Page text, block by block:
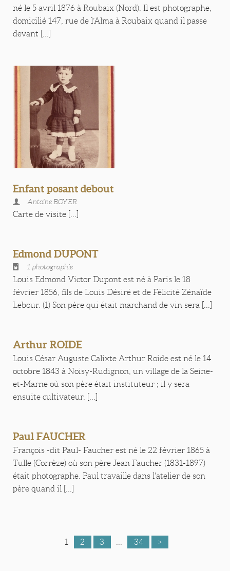
né le 5 avril 1876 à Roubaix (Nord). Il est photographe,
domicilié 147, rue de l’Alma à Roubaix quand il passe
devant [...]
Enfant posant debout
Antoine BOYER
Carte de visite [...]
Edmond DUPONT
1 photographie
Louis Edmond Victor Dupont est né à Paris le 18
février 1856, fils de Louis Désiré et de Félicité Zénaïde
Lebour. (1) Son père qui était marchand de vin sera [...]
Arthur ROIDE
Louis César Auguste Calixte Arthur Roide est né le 14
octobre 1843 à Noisy-Rudignon, un village de la Seine-
et-Marne où son père était instituteur ; il y sera
ensuite cultivateur. [...]
Paul FAUCHER
François -dit Paul- Faucher est né le 22 février 1865 à
Tulle (Corrèze) où son père Jean Faucher (1831-1897)
était photographe. Paul travaille dans l'atelier de son
père quand il [...]
1 2 3 34 >